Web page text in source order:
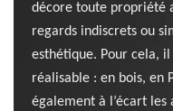
décore toute propriété
regards indiscrets ou
esthétique. Pour cela,
réalisable : en bois, en
également à l’écart les